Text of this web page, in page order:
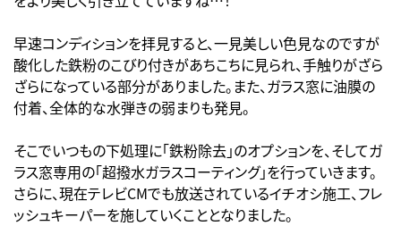
早速コンディションを拝見すると、一見美しい色見なのですが
酸化した鉄粉のこびり付きがあちこちに見られ、手触りがざら
ざらになっている部分がありました。また、ガラス窓に油膜の
付着、全体的な水弾きの弱まりも発見。
そこでいつもの下処理に「鉄粉除去」のオプションを、そしてガ
ラス窓専用の「超撥水ガラスコーティング」を行っていきます。
さらに、現在テレビCMでも放送されているイチオシ施工、フレ
ッシュキーパーを施していくこととなりました。